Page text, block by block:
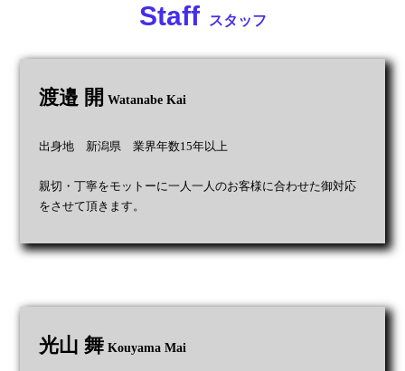
Staff スタッフ
渡邉 開 Watanabe Kai
出身地 新潟県 業界年数15年以上
親切・丁寧をモットーに一人一人のお客様に合わせた御対応
をさせて頂きます。
光山 舞Kouyama Mai